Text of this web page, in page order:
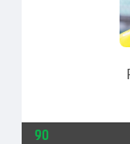
90